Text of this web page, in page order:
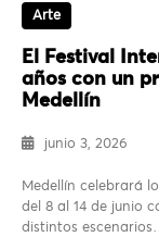
Arte
El Festival
años con un
Medellín
junio 3, 2026
Medellín celebrará
del 8 al 14 de junio
distintos